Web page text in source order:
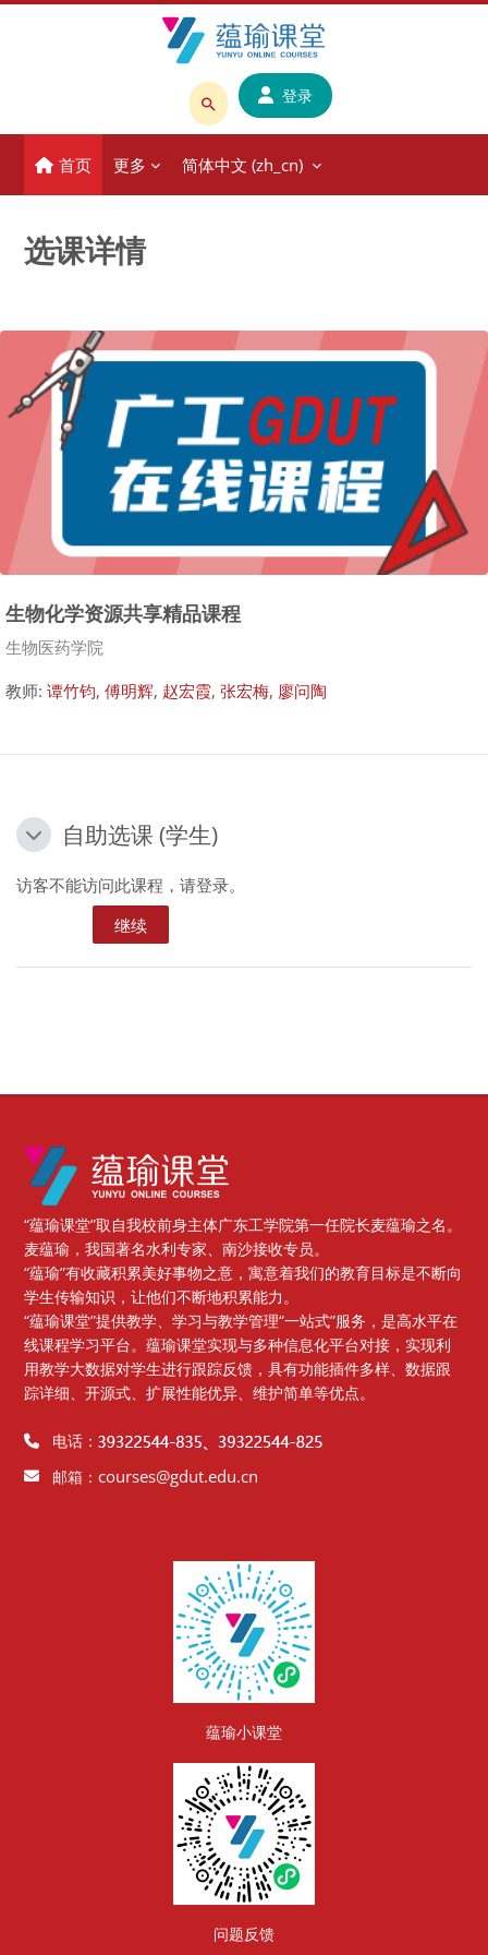
搜
课
程
称
登录
首页 更多 简体中文 ‎(zh_cn)‎
选课详情
生物化学资源共享精品课程
课程类别
生物医药学院
教师: 谭竹钧, 傅明辉, 赵宏霞, 张宏梅, 廖问陶
自助选课 (学生)
自助选课 (学生)
自助选课 (学生)
访客不能访问此课程，请登录。
继续
版块
“蕴瑜课堂”取自我校前身主体广东工学院第一任院长麦蕴瑜之名。
麦蕴瑜，我国著名水利专家、南沙接收专员。
“蕴瑜”有收藏积累美好事物之意，寓意着我们的教育目标是不断向
学生传输知识，让他们不断地积累能力。
“蕴瑜课堂”提供教学、学习与教学管理“一站式”服务，是高水平在
线课程学习平台。蕴瑜课堂实现与多种信息化平台对接，实现利
用教学大数据对学生进行跟踪反馈，具有功能插件多样、数据跟
踪详细、开源式、扩展性能优异、维护简单等优点。
电话：
邮箱：courses@gdut.edu.cn
蕴瑜小课堂
问题反馈